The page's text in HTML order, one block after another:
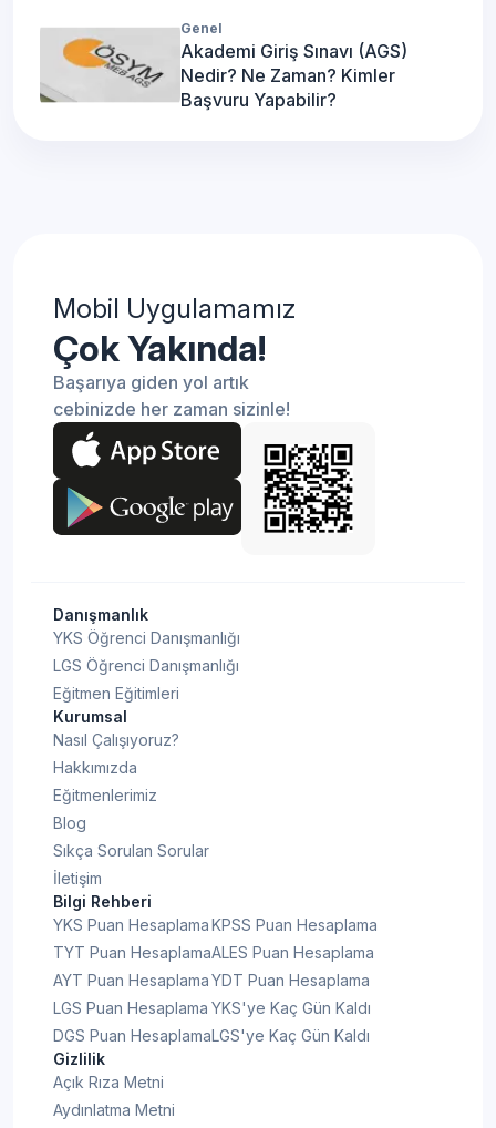
Genel
Akademi Giriş Sınavı (AGS)
Nedir? Ne Zaman? Kimler
Başvuru Yapabilir?
Mobil Uygulamamız
Çok Yakında!
Başarıya giden yol artık
cebinizde her zaman sizinle!
Danışmanlık
YKS Öğrenci Danışmanlığı
LGS Öğrenci Danışmanlığı
Eğitmen Eğitimleri
Kurumsal
Nasıl Çalışıyoruz?
Hakkımızda
Eğitmenlerimiz
Blog
Sıkça Sorulan Sorular
İletişim
Bilgi Rehberi
YKS Puan Hesaplama
TYT Puan Hesaplama
AYT Puan Hesaplama
LGS Puan Hesaplama
DGS Puan Hesaplama
KPSS Puan Hesaplama
ALES Puan Hesaplama
YDT Puan Hesaplama
YKS'ye Kaç Gün Kaldı
LGS'ye Kaç Gün Kaldı
Gizlilik
Açık Rıza Metni
Aydınlatma Metni